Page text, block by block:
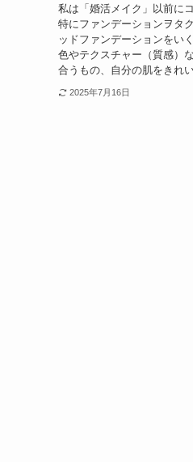
私は「婚活メイク」以前に
特にファンデーションヲタ
ッドファンデーションをい
色やテクスチャー（質感）
合うもの、自分の肌をきれ
2025年7月16日